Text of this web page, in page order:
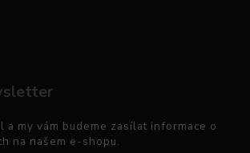
my vám budeme zasílat informace o
na našem e-shopu.